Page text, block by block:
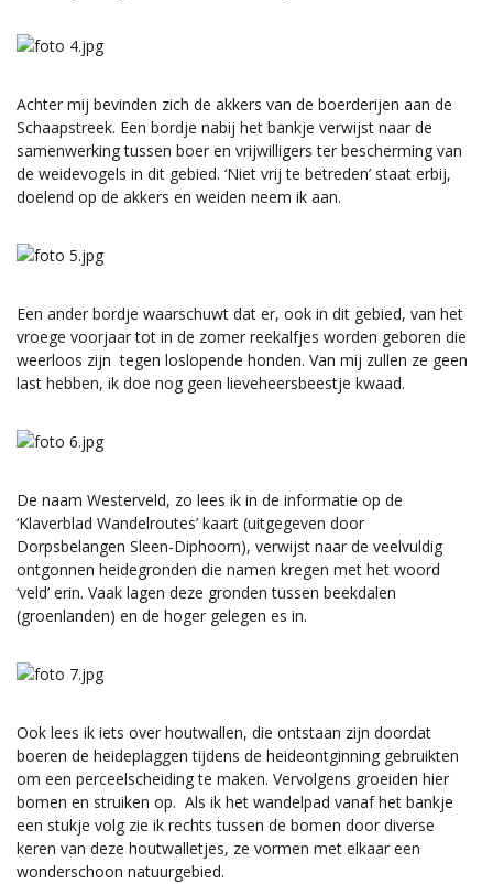
Achter mij bevinden zich de akkers van de boerderijen aan de
Schaapstreek. Een bordje nabij het bankje verwijst naar de
samenwerking tussen boer en vrijwilligers ter bescherming van
de weidevogels in dit gebied. ‘Niet vrij te betreden’ staat erbij,
doelend op de akkers en weiden neem ik aan.
Een ander bordje waarschuwt dat er, ook in dit gebied, van het
vroege voorjaar tot in de zomer reekalfjes worden geboren die
weerloos zijn tegen loslopende honden. Van mij zullen ze geen
last hebben, ik doe nog geen lieveheersbeestje kwaad.
De naam Westerveld, zo lees ik in de informatie op de
‘Klaverblad Wandelroutes’ kaart (uitgegeven door
Dorpsbelangen Sleen-Diphoorn), verwijst naar de veelvuldig
ontgonnen heidegronden die namen kregen met het woord
‘veld’ erin. Vaak lagen deze gronden tussen beekdalen
(groenlanden) en de hoger gelegen es in.
Ook lees ik iets over houtwallen, die ontstaan zijn doordat
boeren de heideplaggen tijdens de heideontginning gebruikten
om een perceelscheiding te maken. Vervolgens groeiden hier
bomen en struiken op. Als ik het wandelpad vanaf het bankje
een stukje volg zie ik rechts tussen de bomen door diverse
keren van deze houtwalletjes, ze vormen met elkaar een
wonderschoon natuurgebied.